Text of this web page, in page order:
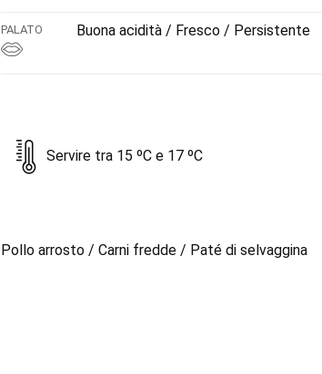
PALATO Buona acidità / Fresco / Persistente
Servire tra 15 ºC e 17 ºC
Pollo arrosto / Carni fredde / Paté di selvaggina